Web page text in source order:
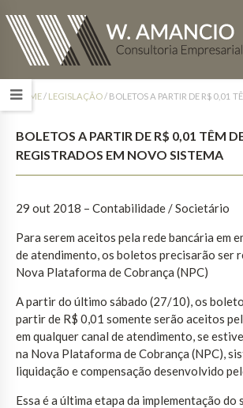
HOME/ LEGISLAÇÃO/ BOLETOS A PARTIR DE R$ 0,01
BOLETOS A PARTIR DE R$ 0,01 TÊM
REGISTRADOS EM NOVO SISTEMA
29 out 2018 – Contabilidade / Societário
Para serem aceitos pela rede bancária em
de atendimento, os boletos precisarão ser
Nova Plataforma de Cobrança (NPC)
A partir do último sábado (27/10), os
partir de R$ 0,01 somente serão aceitos
em qualquer canal de atendimento, se
na Nova Plataforma de Cobrança (NPC),
liquidação e compensação desenvolvido
Essa é a última etapa da implementação do